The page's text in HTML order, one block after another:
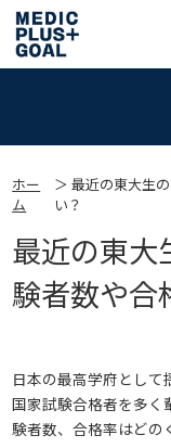
ホー
ム
最近の東大生
い？
最近の東大
験者数や合
日本の最高学府とし
国家試験合格者を多く
験者数、合格率はどの